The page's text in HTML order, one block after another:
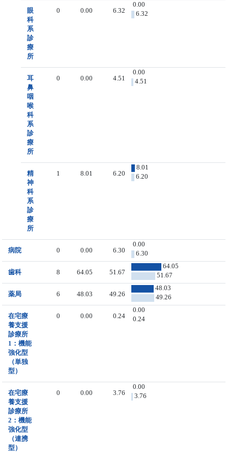
眼
科
系
診
療
所
0 0.00 6.32
0.00
6.32
耳
鼻
咽
喉
科
系
診
療
所
0 0.00 4.51
0.00
4.51
精
神
科
系
診
療
所
1 8.01 6.20
8.01
6.20
病院 0 0.00 6.30
0.00
6.30
歯科 8 64.05 51.67
64.05
51.67
薬局 6 48.03 49.26
48.03
49.26
在宅療
養支援
診療所
1：機能
強化型
（単独
型）
0 0.00 0.24
0.00
0.24
在宅療
養支援
診療所
2：機能
強化型
（連携
型）
0 0.00 3.76
0.00
3.76